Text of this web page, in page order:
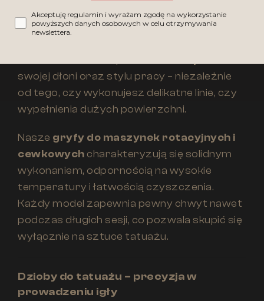
jednorazowe
, które łączą ergonomiczny
kształt z wysokim poziomem higieny. Dzięki
swojej dłoni oraz stylu pracy – niezależnie
od tego, czy wykonujesz delikatne linie, czy
wypełnienia dużych powierzchni.
Nasze gryfy do maszynek rotacyjnych i
cewkowych charakteryzują się solidnym
wykonaniem, odpornością na wysokie
temperatury i łatwością czyszczenia.
Każdy model zapewnia pewny chwyt nawet
podczas długich sesji, co pozwala skupić się
wyłącznie na sztuce tatuażu.
Dzioby do tatuażu – precyzja w
prowadzeniu igły
Akceptuję regulamin i wyrażam zgodę na wykorzystanie
powyższych danych osobowych w celu otrzymywania
newslettera.